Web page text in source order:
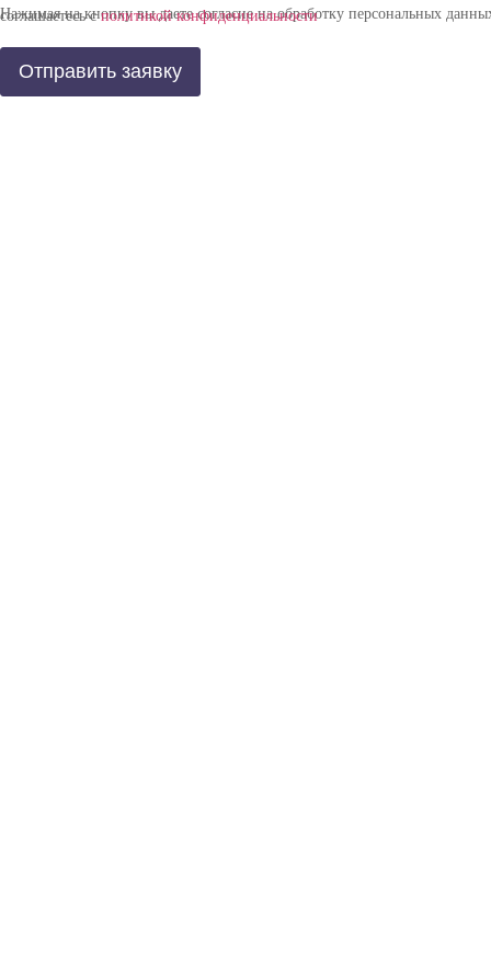
Нажимая на кнопку вы даете согласие на обработку персональных данных и соглашаетесь сполитикой конфиденциальности
Отправить заявку